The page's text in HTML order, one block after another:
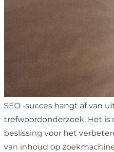
SEO -succes hangt af van
trefwoordonderzoek. Het
beslissing voor het
van inhoud op